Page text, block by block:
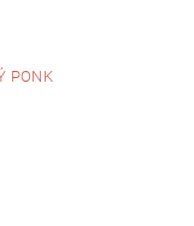
PONK